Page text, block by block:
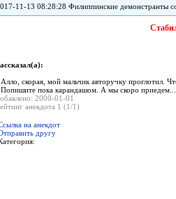
11-13 08:28:28 Филиппинские демонстранты
«американского империализма» сожгли
Ассоциации государств Юго-Восточной Азии
вместе с началом 31-го саммита АСЕАН.
скоpая, мой мальчик автоpучку пpоглотил.
пока каpандашом. А мы скоpо пpиедем...
2000-01-01
анекдота 1 (1/1)
на анекдот
другу